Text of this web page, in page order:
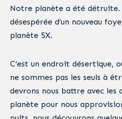
Notre planète a été détruite.
désespérée d’un nouveau
planète 5X.
C’est un endroit désertique,
ne sommes pas les seuls à
devrons nous battre avec les
planète pour nous